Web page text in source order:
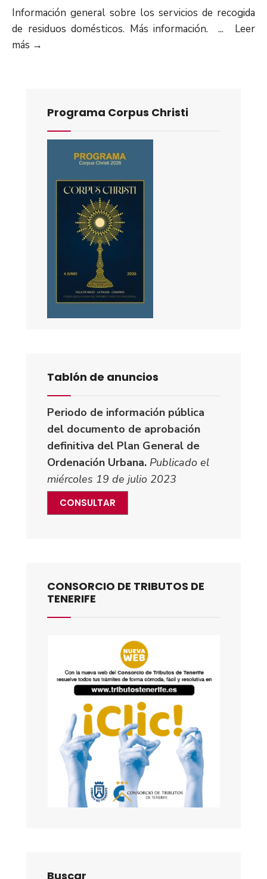
Información general sobre los servicios de recogida
de residuos domésticos. Más información....
Leer
más →
Programa Corpus Christi
Tablón de anuncios
Periodo de información pública
del documento de aprobación
definitiva del Plan General de
Ordenación Urbana. Publicado el
miércoles 19 de julio 2023
CONSULTAR
CONSORCIO DE TRIBUTOS DE
TENERIFE
Buscar